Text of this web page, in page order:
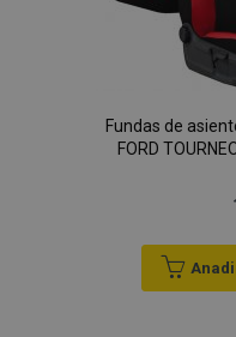
Fundas de
FORD